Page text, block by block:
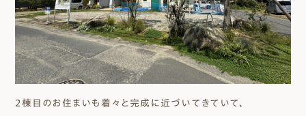
２棟目のお住まいも着々と完成に近づいてきていて、